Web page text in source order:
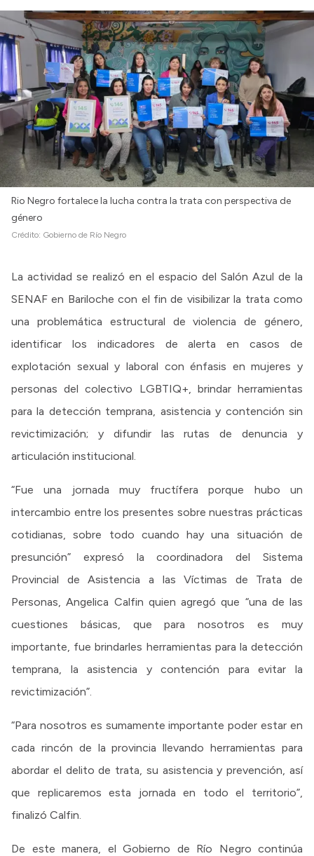
Intranet
Login
Rio Negro fortalece la lucha contra la trata con perspectiva de
género
Crédito: Gobierno de Río Negro
La actividad se realizó en el espacio del Salón Azul de la
SENAF en Bariloche con el fin de visibilizar la trata como
una problemática estructural de violencia de género,
identificar los indicadores de alerta en casos de
explotación sexual y laboral con énfasis en mujeres y
personas del colectivo LGBTIQ+, brindar herramientas
para la detección temprana, asistencia y contención sin
revictimización; y difundir las rutas de denuncia y
articulación institucional.
“Fue una jornada muy fructífera porque hubo un
intercambio entre los presentes sobre nuestras prácticas
cotidianas, sobre todo cuando hay una situación de
presunción” expresó la coordinadora del Sistema
Provincial de Asistencia a las Víctimas de Trata de
Personas, Angelica Calfin quien agregó que “una de las
cuestiones básicas, que para nosotros es muy
importante, fue brindarles herramientas para la detección
temprana, la asistencia y contención para evitar la
revictimización”.
“Para nosotros es sumamente importante poder estar en
cada rincón de la provincia llevando herramientas para
abordar el delito de trata, su asistencia y prevención, así
que replicaremos esta jornada en todo el territorio”,
finalizó Calfin.
De este manera, el Gobierno de Río Negro continúa